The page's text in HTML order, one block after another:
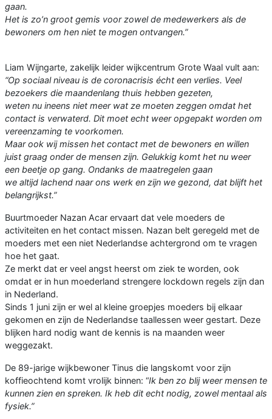
gaan.
Het is zo’n groot gemis voor zowel de medewerkers als de
bewoners om hen niet te mogen ontvangen.”
Liam Wijngarte, zakelijk leider wijkcentrum Grote Waal vult aan:
“Op sociaal niveau is de coronacrisis écht een verlies. Veel
bezoekers die maandenlang thuis hebben gezeten,
weten nu ineens niet meer wat ze moeten zeggen omdat het
contact is verwaterd. Dit moet echt weer opgepakt worden om
vereenzaming te voorkomen.
Maar ook wij missen het contact met de bewoners en willen
juist graag onder de mensen zijn. Gelukkig komt het nu weer
een beetje op gang. Ondanks de maatregelen gaan
we altijd lachend naar ons werk en zijn we gezond, dat blijft het
belangrijkst.”
Buurtmoeder Nazan Acar ervaart dat vele moeders de
activiteiten en het contact missen. Nazan belt geregeld met de
moeders met een niet Nederlandse achtergrond om te vragen
hoe het gaat.
Ze merkt dat er veel angst heerst om ziek te worden, ook
omdat er in hun moederland strengere lockdown regels zijn dan
in Nederland.
Sinds 1 juni zijn er wel al kleine groepjes moeders bij elkaar
gekomen en zijn de Nederlandse taallessen weer gestart. Deze
blijken hard nodig want de kennis is na maanden weer
weggezakt.
De 89-jarige wijkbewoner Tinus die langskomt voor zijn
koffieochtend komt vrolijk binnen: “Ik ben zo blij weer mensen te
kunnen zien en spreken. Ik heb dit echt nodig, zowel mentaal als
fysiek.”